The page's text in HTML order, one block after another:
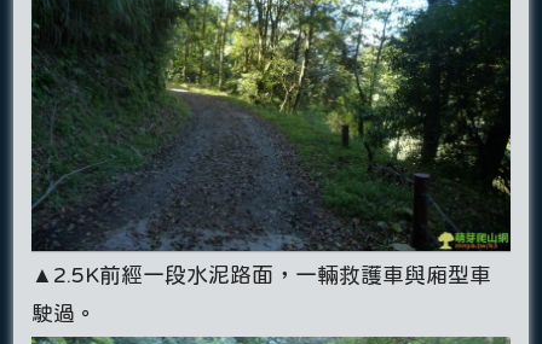
▲2.5K前經一段水泥路面，一輛救護車與廂型車
駛過。